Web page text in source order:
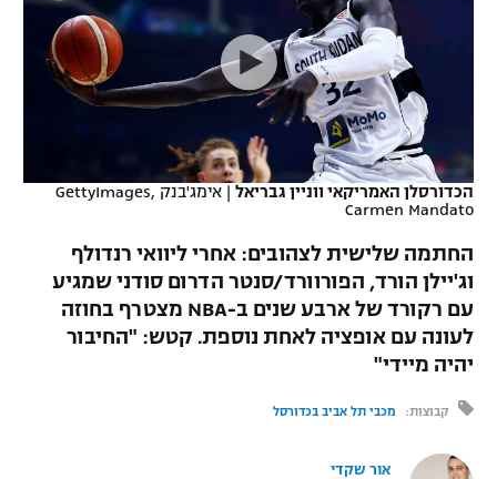
רץ ברשת
לוח שידורים
ברחבה
"מעל הליגה" – פודקאסט
נבחרת ישראל
מכבי חיפה
בית"ר ירושלים
מכבי תל אביב
הפועל תל אביב
הפועל חיפה
הפועל באר שבע
מכבי נתניה
בני יהודה
ליגה ספרדית
ליגה איטלקית
ליגה צרפתית
ליגה הולנדית
ליגה טורקית
ליגה סינית
ליגה ברזילאית
ליגות נוספות
כדורסל נשים
מכבי תל אביב
הפועל חולון
הפועל ירושלים
יורוקאפ
כדוריד
כדורעף
ג'ודו
אגרוף
הכדורסלן האמריקאי ווניין גבריאל |
אימג'בנק GettyImages,
Carmen Mandato
החתמה שלישית לצהובים: אחרי ליוואי רנדולף
וג'יילן הורד, הפורוורד/סנטר הדרום סודני שמגיע
עם רקורד של ארבע שנים ב-NBA מצטרף בחוזה
לעונה עם אופציה לאחת נוספת. קטש: "החיבור
יהיה מיידי"
קבוצות: מכבי תל אביב בכדורסל
אור שקדי